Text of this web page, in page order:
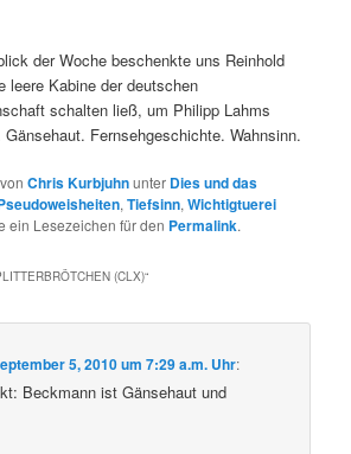
der Woche beschenkte uns Reinhold
leere Kabine der deutschen
schalten ließ, um Philipp Lahms
Fernsehgeschichte. Wahnsinn.
vonChris Kurbjuhnunter Dies und das
,Tiefsinn,Wichtigtuerei
ein Lesezeichen für den Permalink.
(CLX)“
5, 2010 um 7:29 a.m. Uhr:
Beckmann ist Gänsehaut und